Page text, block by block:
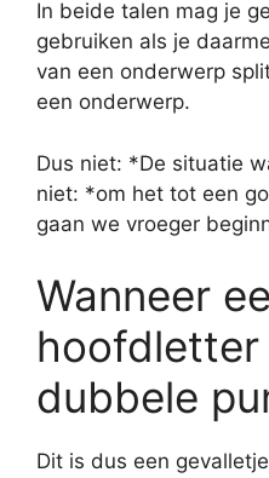
In beide talen mag je
gebruiken als je
van een onderwerp
een onderwerp.
Dus niet: *De situatie
niet: *om het tot een
gaan we vroeger
Wanneer
hoofdletter
dubbele
Dit is dus een